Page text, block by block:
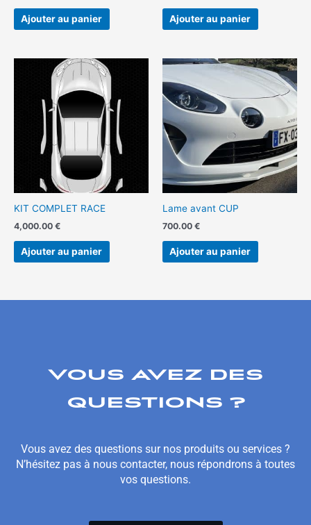
Ajouter au panier Ajouter au panier
KIT COMPLET RACE
4,000.00 €
Ajouter au panier
Lame avant CUP
700.00 €
Ajouter au panier
VOUS AVEZ DES
QUESTIONS ?
Vous avez des questions sur nos produits ou services ?
N’hésitez pas à nous contacter, nous répondrons à toutes
vos questions.